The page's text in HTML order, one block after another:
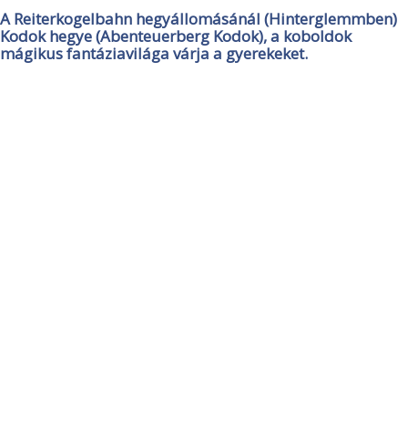
A Reiterkogelbahn hegyállomásánál (Hinterglemmben)
Kodok hegye (Abenteuerberg Kodok), a koboldok
mágikus fantáziavilága várja a gyerekeket.